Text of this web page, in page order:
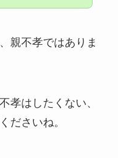
親不孝ではありま
孝はしたくない、
ださいね。